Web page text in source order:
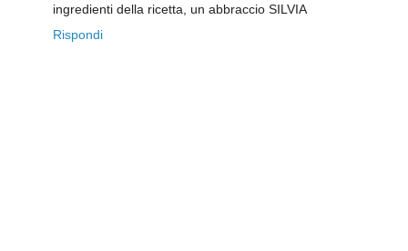
ingredienti della ricetta, un abbraccio SILVIA
Rispondi